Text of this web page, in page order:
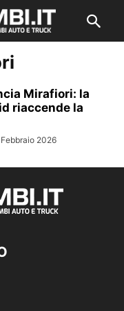
Mirafiori: la
riaccende la
2026